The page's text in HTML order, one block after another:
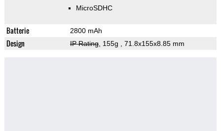
MicroSDHC
Batterie 2800 mAh
Design IP Rating, 155g , 71.8x155x8.85 mm